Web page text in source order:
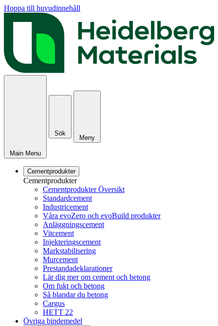
Hoppa till huvudinnehåll
Main Menu
Sök
Meny
Cementprodukter
Cementprodukter
Cementprodukter Översikt
Standardcement
Industricement
Våra evoZero och evoBuild produkter
Anläggningscement
Vitcement
Injekteringscement
Markstabilisering
Murcement
Prestandadeklarationer
Lär dig mer om cement och betong
Om fukt och betong
Så blandar du betong
Cargus
HETT 22
Övriga bindemedel